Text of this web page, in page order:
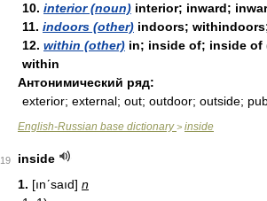
10. interior (noun) interior; inward;
11. indoors (other) indoors;
12. within (other) in; inside of; inside of
within
Антонимический ряд:
exterior; external; out; outdoor; outside;
English-Russian base dictionary> inside
19
inside
1. [ınʹsaıd] n